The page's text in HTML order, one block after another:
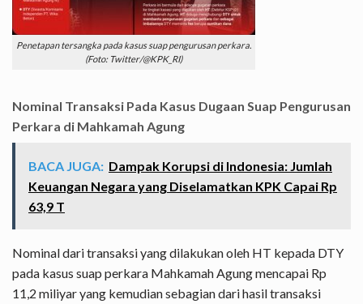
Penetapan tersangka pada kasus suap pengurusan perkara.
(Foto: Twitter/@KPK_RI)
Nominal Transaksi Pada Kasus Dugaan Suap Pengurusan
Perkara di Mahkamah Agung
BACA JUGA: Dampak Korupsi di Indonesia: Jumlah
Keuangan Negara yang Diselamatkan KPK Capai Rp
63,9 T
Nominal dari transaksi yang dilakukan oleh HT kepada DTY
pada kasus suap perkara Mahkamah Agung mencapai Rp
11,2 miliyar yang kemudian sebagian dari hasil transaksi